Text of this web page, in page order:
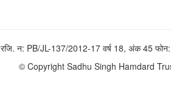
रजि. न: PB/JL-137/2012-17 वर्ष 18, अंक 45
© Copyright Sadhu Singh Hamdard